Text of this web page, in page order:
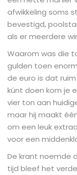
afwikkeling soms
bevestigd,
als er meerdere
Waarom was die
gulden toen
de euro is dat
kúnt doen kom je
vier ton aan
maar hij maakt
om een leuk
voor een
De krant noemde
tijd bleef het